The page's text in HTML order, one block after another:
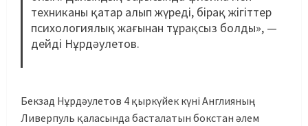
техниканы қатар алып жүреді, бірақ жігіттер
психологиялық жағынан тұрақсыз болды», —
дейді Нұрдәулетов.
Бекзад Нұрдәулетов 4 қыркүйек күні Англияның
Ливерпуль қаласында басталатын бокстан әлем